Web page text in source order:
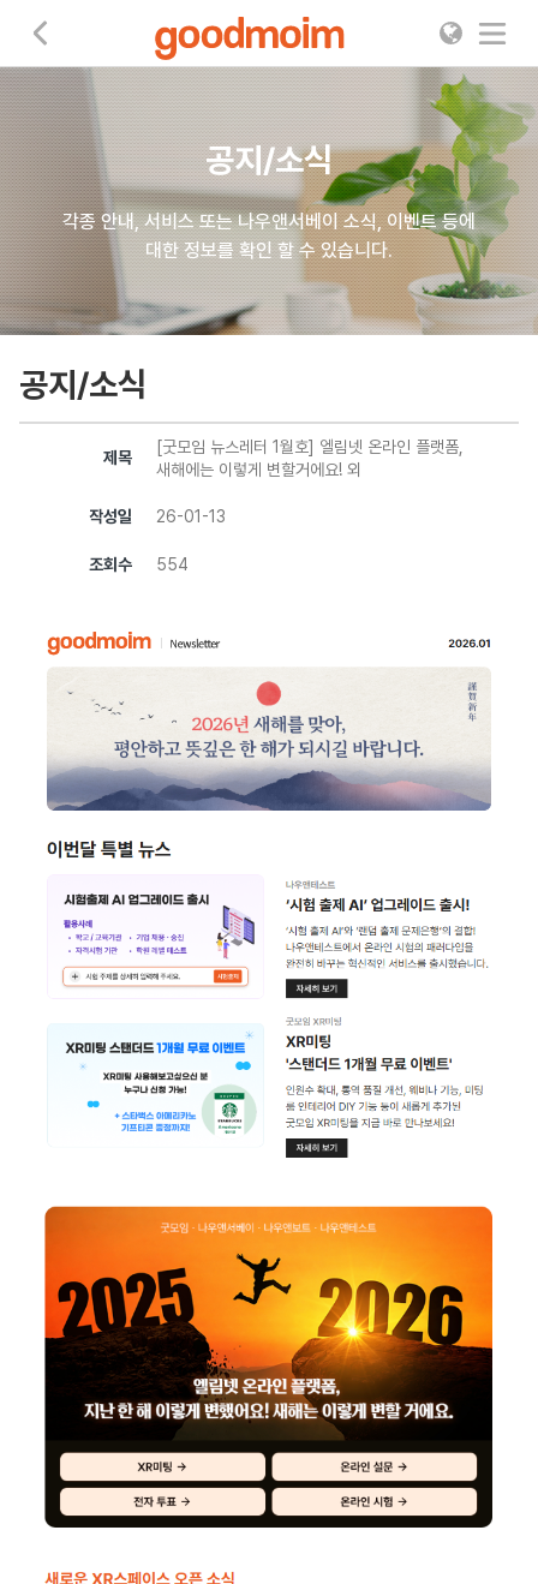
공지/소식
각종 안내, 서비스 또는 나우앤서베이 소식, 이벤트 등에
대한 정보를 확인 할 수 있습니다.
공지/소식
제목
[굿모임 뉴스레터 1월호] 엘림넷 온라인 플랫폼,
새해에는 이렇게 변할거에요! 외
작성일 26-01-13
조회수 554